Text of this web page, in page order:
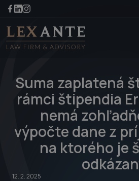
Suma zaplatená
rámci štipendia
nemá
výpočte dane z
na ktorého je
12. 2. 2025